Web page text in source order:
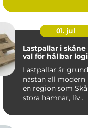
01. jul
Lastpallar i skåne smarta
val för hållbar
Lastpallar är
nästan all modern
en region som
stora hamnar, liv...